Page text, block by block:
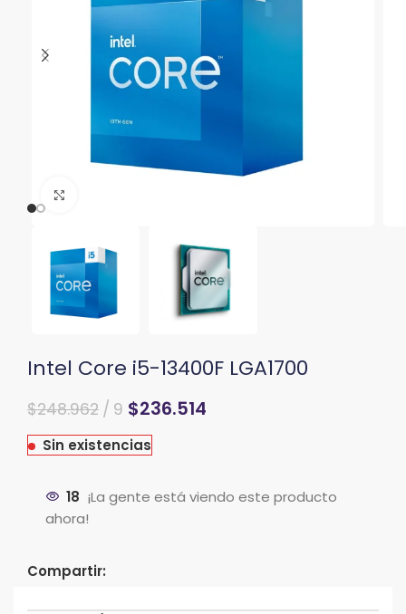
Intel Core i5-13400F LGA1700
El
original
$248.962El
actual
9 $236.514
Sin existencias
18 ¡La gente está viendo este producto
ahora!
Compartir: